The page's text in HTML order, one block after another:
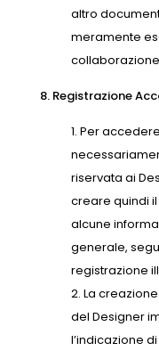
altro
meramente
8. Registrazione
Per
riservata ai
creare quindi
alcune
generale,
registrazione
La
del Designer
l’indicazione